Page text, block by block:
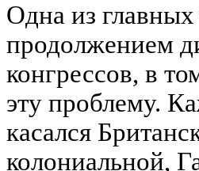
Одна из
продолжением
конгрессов, в
эту проблему.
касался
колониальной,